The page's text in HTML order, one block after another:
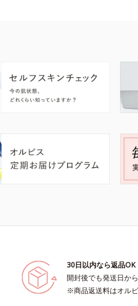
30日以内なら返品OK
開封後でも発送日か
※商品返送料はオル